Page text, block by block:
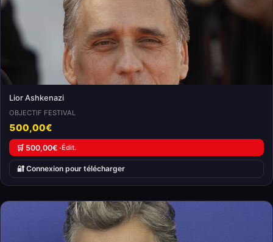
Lior Ashkenazi
OBJECTIF FESTIVAL
500,00€
🛒 500,00€ ·Édit.
🔐 Connexion pour télécharger